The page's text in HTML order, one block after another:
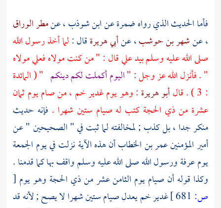
فأما الحديث الذي رواهضمرةعنابن شوذب، عنمطر الوراق
، عنشهر بن حوشب، عنأبي هريرةقال :لما أخذ رسول الله
صلى الله عليه وسلم بيدعليقال : " من كنت مولاهفعليمولاه
" . فأنزل الله عز وجل : "اليوم أكملت لكم دينكم " ( المائدة
: 3 ) . قال
أبو هريرة : وهو يومغدير خم ،من صام يوم ثمان
عشرة من ذي الحجة كتب له صيام ستين شهرا . فإنه حديث
منكر جدا ، بل كذب ; لمخالفته لما ثبت في " الصحيحين " عن
أمير المؤمنينعمر بن الخطابأن هذه الآية نزلت في يوم الجمعة
يومعرفةورسول الله صلى الله عليه وسلم واقف بها كما قدمنا .
وكذا قوله أن صيام يوم الثامن عشر من ذي الحجة وهو يوم [
ص:
غدير خميعدل صيام ستين شهرا لا يصح ; لأنه قد